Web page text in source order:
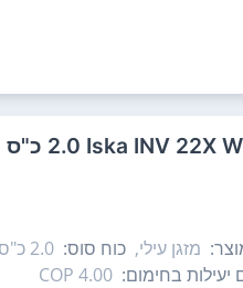
מזגן עילי, כוח סוס: 2.0‏ כ"ס,
בחימום: 4.00 COP